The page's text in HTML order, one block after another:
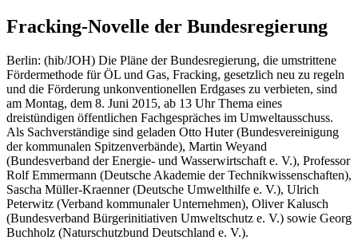
Fracking-Novelle der Bundesregierung
Berlin: (hib/JOH) Die Pläne der Bundesregierung, die umstrittene
Fördermethode für ÖL und Gas, Fracking, gesetzlich neu zu regeln
und die Förderung unkonventionellen Erdgases zu verbieten, sind
am Montag, dem 8. Juni 2015, ab 13 Uhr Thema eines
dreistündigen öffentlichen Fachgespräches im Umweltausschuss.
Als Sachverständige sind geladen Otto Huter (Bundesvereinigung
der kommunalen Spitzenverbände), Martin Weyand
(Bundesverband der Energie- und Wasserwirtschaft e. V.), Professor
Rolf Emmermann (Deutsche Akademie der Technikwissenschaften),
Sascha Müller-Kraenner (Deutsche Umwelthilfe e. V.), Ulrich
Peterwitz (Verband kommunaler Unternehmen), Oliver Kalusch
(Bundesverband Bürgerinitiativen Umweltschutz e. V.) sowie Georg
Buchholz (Naturschutzbund Deutschland e. V.).